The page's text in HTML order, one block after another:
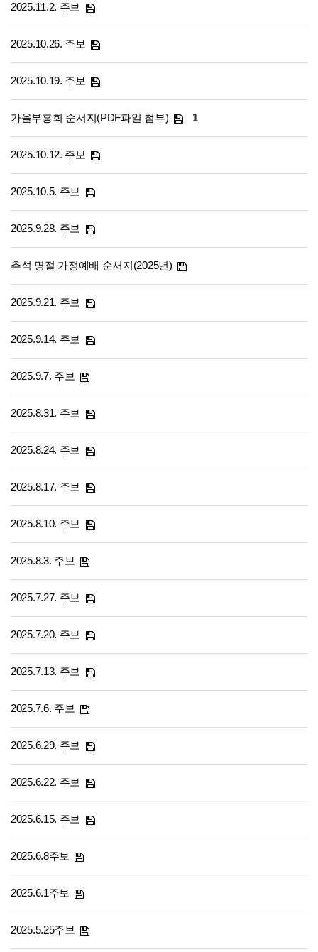
2025.11.2. 주보
2025.10.26. 주보
2025.10.19. 주보
가을부흥회 순서지(PDF파일 첨부) 1
2025.10.12. 주보
2025.10.5. 주보
2025.9.28. 주보
추석 명절 가정예배 순서지(2025년)
2025.9.21. 주보
2025.9.14. 주보
2025.9.7. 주보
2025.8.31. 주보
2025.8.24. 주보
2025.8.17. 주보
2025.8.10. 주보
2025.8.3. 주보
2025.7.27. 주보
2025.7.20. 주보
2025.7.13. 주보
2025.7.6. 주보
2025.6.29. 주보
2025.6.22. 주보
2025.6.15. 주보
2025.6.8주보
2025.6.1주보
2025.5.25주보